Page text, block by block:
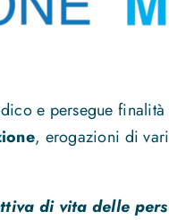
e persegue
, erogazioni di
di vita delle